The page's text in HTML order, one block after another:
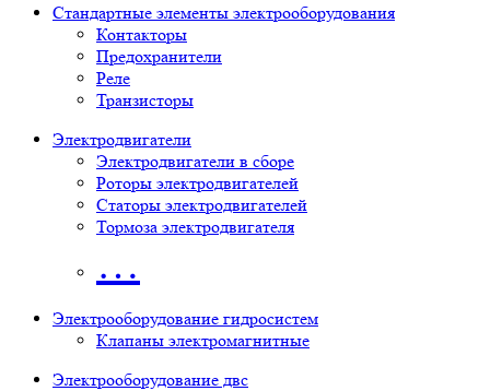
Стандартные элементы электрооборудования
Контакторы
Предохранители
Реле
Транзисторы
Электродвигатели
Электродвигатели в сборе
Роторы электродвигателей
Статоры электродвигателей
Тормоза электродвигателя
…
Электрооборудование гидросистем
Клапаны электромагнитные
Электрооборудование двс